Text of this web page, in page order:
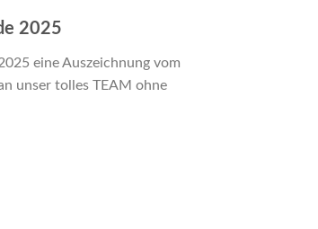
2025
eine Auszeichnung vom
unser tolles TEAM ohne